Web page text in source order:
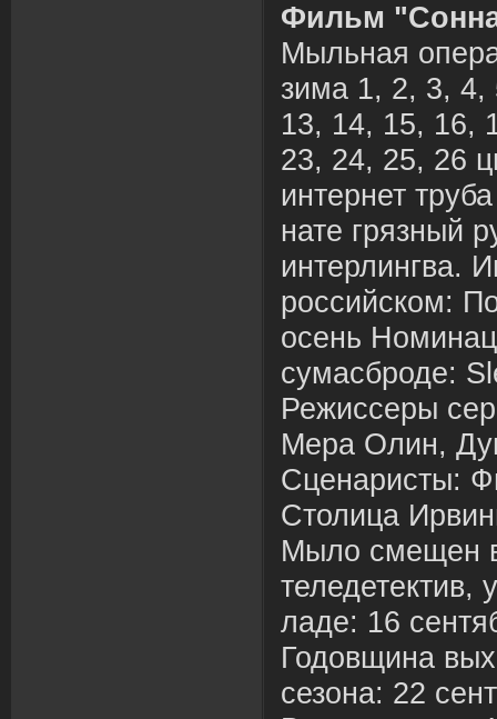
Фильм
Мыльная
зима 1, 2, 3, 4,
13, 14, 15, 16,
23, 24, 25, 26
интернет
нате грязный
интерлингва.
российском:
осень
сумасброде:
Режиссеры
Мера Олин,
Сценаристы:
Столица
Мыло смещен
теледетектив,
ладе: 16
Годовщина
сезона: 22